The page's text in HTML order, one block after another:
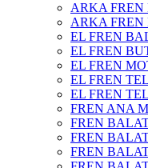
ARKA
ARKA FREN
EL FREN
EL FREN
EL FREN
EL FREN
EL FREN
FREN ANA
FREN
FREN
FREN